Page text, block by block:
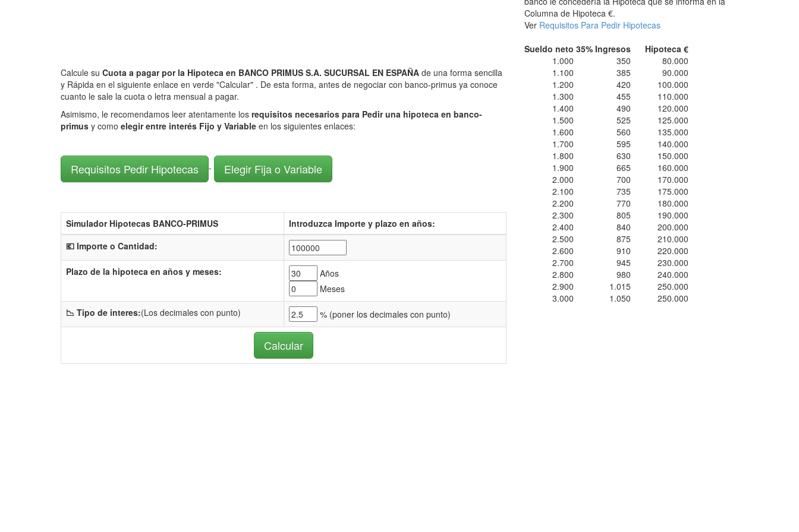
Calcule su Cuota a pagar por la Hipoteca en BANCO PRIMUS S.A. SUCURSAL EN ESPAÑA de una forma sencilla
y Rápida en el siguiente enlace en verde "Calcular" . De esta forma, antes de negociar con banco-primus ya conoce
cuanto le sale la cuota o letra mensual a pagar.
Asimismo, le recomendamos leer atentamente los requisitos necesarios para Pedir una hipoteca en banco-
primus y como elegir entre interés Fijo y Variable en los siguientes enlaces:
Requisitos Pedir Hipotecas - Elegir Fija o Variable
Simulador Hipotecas BANCO-PRIMUS
Introduzca Importe y plazo en años:
💶 Importe o Cantidad:
Plazo de la hipoteca en años y meses:
Años
Meses
📉 Tipo de interes:(Los decimales con punto) % (poner los decimales con punto)
Columna de Hipoteca €.
Ver Requisitos Para Pedir Hipotecas
Sueldo neto 35% Ingresos
Hipoteca €
1.000
350
80.000
1.100
385
90.000
1.200
420
100.000
1.300
455
110.000
1.400
490
120.000
1.500
525
125.000
1.600
560
135.000
1.700
595
140.000
1.800
630
150.000
1.900
665
160.000
2.000
700
170.000
2.100
735
175.000
2.200
770
180.000
2.300
805
190.000
2.400
840
200.000
2.500
875
210.000
2.600
910
220.000
2.700
945
230.000
2.800
980
240.000
2.900
1.015
250.000
3.000
1.050 250.000